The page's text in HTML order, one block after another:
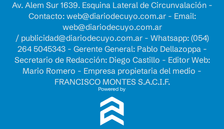
Av. Alem Sur 1639. Esquina Lateral de Circunvalación -
Contacto: web@diariodecuyo.com.ar- Email:
web@diariodecuyo.com.ar
/ publicidad@diariodecuyo.com.ar- Whatsapp: (054)
264 5045343 - Gerente General: Pablo Dellazoppa -
Secretario de Redacción: Diego Castillo - Editor Web:
Mario Romero - Empresa propietaria del medio -
FRANCISCO MONTES S.A.C.I.F.